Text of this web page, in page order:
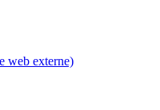
web externe)